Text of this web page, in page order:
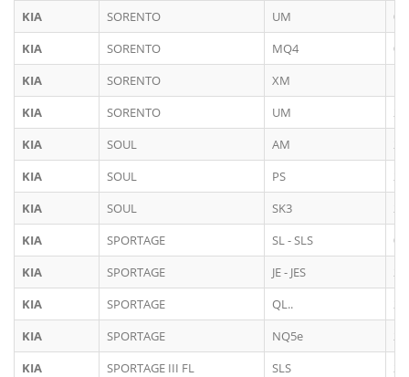
KIA
SORENTO UM
KIA
SORENTO MQ4
KIA
SORENTO XM
KIA
SORENTO UM
KIA
SOUL AM
KIA
SOUL PS
KIA
SOUL SK3
KIA
SPORTAGE SL - SLS
KIA
SPORTAGE JE - JES
KIA
SPORTAGE QL..
KIA
SPORTAGE NQ5e
KIA
SPORTAGE III FL SLS